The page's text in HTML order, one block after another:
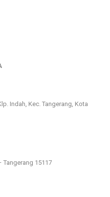
Indah, Kec. Tangerang, Kota
Tangerang 15117